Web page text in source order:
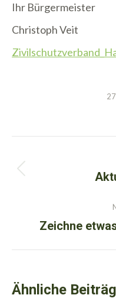
Ihr Bürgermeister
Christoph Veit
Zeichne
Ähnliche